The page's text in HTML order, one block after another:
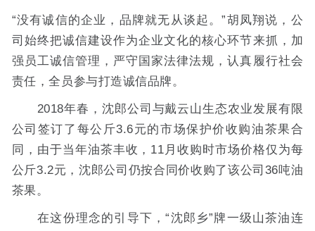
“没有诚信的企业，品牌就无从谈起。”胡凤翔说，公
司始终把诚信建设作为企业文化的核心环节来抓，加
强员工诚信管理，严守国家法律法规，认真履行社会
责任，全员参与打造诚信品牌。
2018年春，沈郎公司与戴云山生态农业发展有限
公司签订了每公斤3.6元的市场保护价收购油茶果合
同，由于当年油茶丰收，11月收购时市场价格仅为每
公斤3.2元，沈郎公司仍按合同价收购了该公司36吨油
茶果。
在这份理念的引导下，“沈郎乡”牌一级山茶油连